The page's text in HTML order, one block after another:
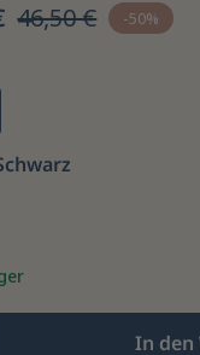
46,50 € -50%
In den